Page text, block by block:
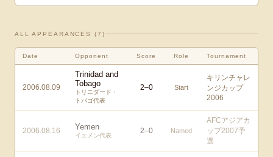
ALL APPEARANCES (7 )
Date Opponent Score Role Tournament
2006.08.09
Trinidad and
Tobago
トリニダード・
トバゴ代表
2–0 Start
キリンチャレ
ンジカップ
2006
2006.08.16 Yemen
イエメン代表
2–0 Named
AFCアジアカ
ップ2007予
選